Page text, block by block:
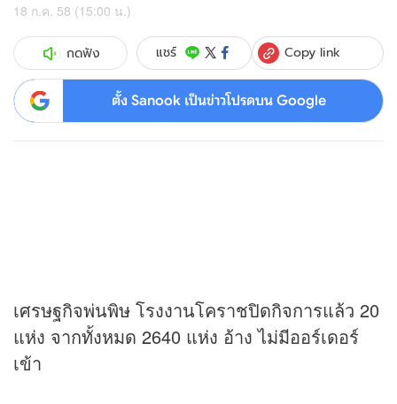
18 ก.ค. 58 (15:00 น.)
กดฟัง แชร์ Copy link
ตั้ง Sanook เป็นข่าวโปรดบน Google
เศรษฐกิจพ่นพิษ โรงงานโคราชปิดกิจการแล้ว 20
แห่ง จากทั้งหมด 2640 แห่ง อ้าง ไม่มีออร์เดอร์
เข้า